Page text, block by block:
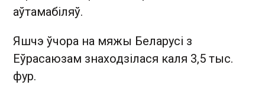
аўтамабіляў.
Яшчэ ўчора на мяжы Беларусі з
Еўрасаюзам знаходзілася каля 3,5 тыс.
фур.